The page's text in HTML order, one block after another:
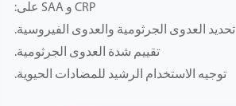
CRP و SAA على:
تحديد العدوى الجرثومية والعدوى الفيروسية.
تقييم شدة العدوى الجرثومية.
توجيه الاستخدام الرشيد للمضادات الحيوية.